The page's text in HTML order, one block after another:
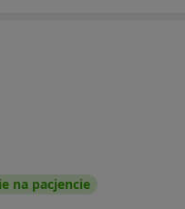
na pacjencie